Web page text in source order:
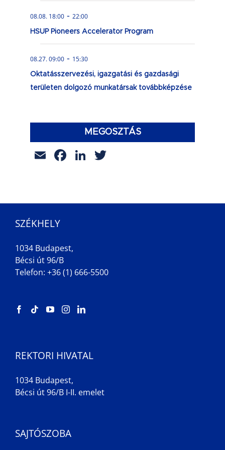
08.08. 18:00 - 22:00
HSUP Pioneers Accelerator Program
08.27. 09:00 - 15:30
Oktatásszervezési, igazgatási és gazdasági
területen dolgozó munkatársak továbbképzése
MEGOSZTÁS
EmailFacebook
LinkedIn
SZÉKHELY
1034 Budapest,
Bécsi út 96/B
Telefon: +36 (1) 666-5500
REKTORI HIVATAL
1034 Budapest,
Bécsi út 96/B I-II. emelet
SAJTÓSZOBA